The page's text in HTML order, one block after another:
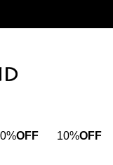
OFF 10%OFF